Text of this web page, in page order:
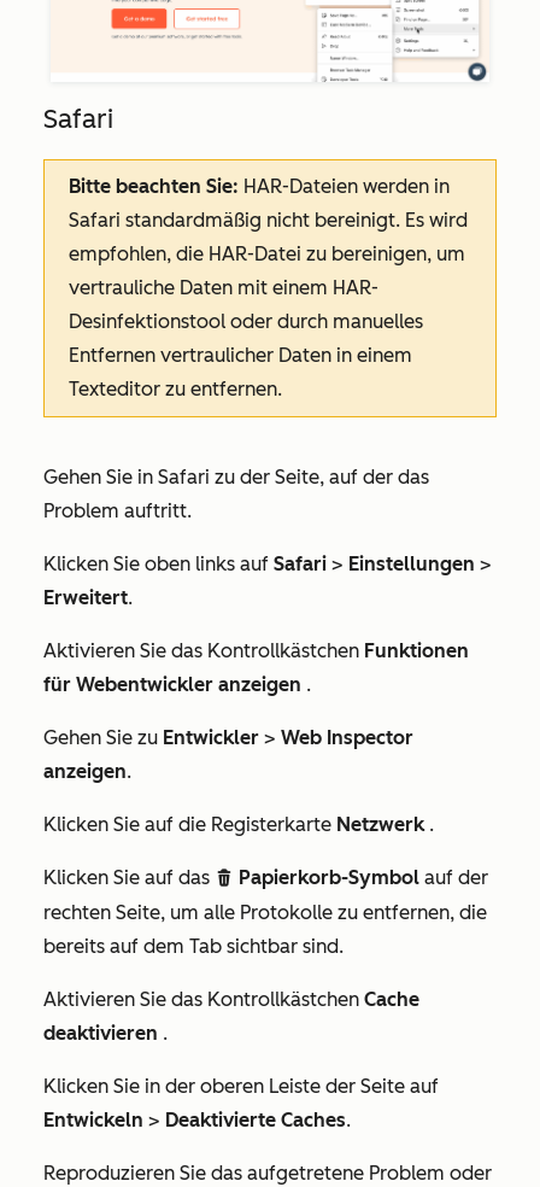
Safari
Bitte beachten Sie: HAR-Dateien werden in
Safari standardmäßig nicht bereinigt. Es wird
empfohlen, die HAR-Datei zu bereinigen, um
vertrauliche Daten mit einem HAR-
Desinfektionstool oder durch manuelles
Entfernen vertraulicher Daten in einem
Texteditor zu entfernen.
Gehen Sie in Safari zu der Seite, auf der das
Problem auftritt.
Klicken Sie oben links auf Safari > Einstellungen >
Erweitert.
Aktivieren Sie das Kontrollkästchen Funktionen
für Webentwickler anzeigen .
Gehen Sie zu Entwickler > Web Inspector
anzeigen.
Klicken Sie auf die Registerkarte Netzwerk.
Klicken Sie auf das delete Papierkorb-Symbol auf der
rechten Seite, um alle Protokolle zu entfernen, die
bereits auf dem Tab sichtbar sind.
Aktivieren Sie das Kontrollkästchen Cache
deaktivieren .
Klicken Sie in der oberen Leiste der Seite auf
Entwickeln > Deaktivierte Caches.
Reproduzieren Sie das aufgetretene Problem oder